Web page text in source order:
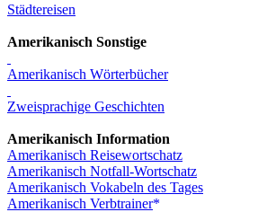
Städtereisen
Amerikanisch Sonstige
Amerikanisch Wörterbücher
Zweisprachige Geschichten
Amerikanisch Information
Amerikanisch Reisewortschatz
Amerikanisch Notfall-Wortschatz
Amerikanisch Vokabeln des Tages
Amerikanisch Verbtrainer